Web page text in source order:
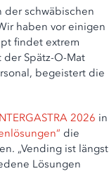
der schwäbischen
haben vor einigen
findet extrem
Spätz-O-Mat
begeistert die
2026 in
die
„Vending ist längst
Lösungen